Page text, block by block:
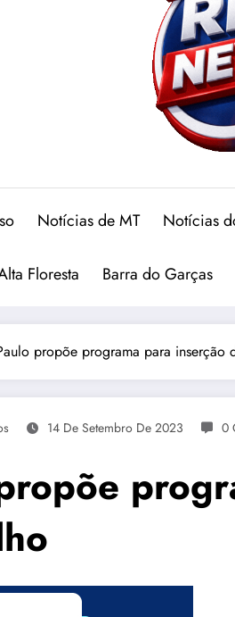
Notícias de MT Notícias
Floresta Barra do Garças
propõe programa para
14 De Setembro De 2023 0